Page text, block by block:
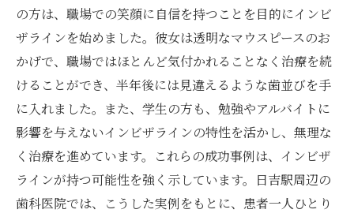
の方は、職場での笑顔に自信を持つことを目的にインビ
ザラインを始めました。彼女は透明なマウスピースのお
かげで、職場ではほとんど気付かれることなく治療を続
けることができ、半年後には見違えるような歯並びを手
に入れました。また、学生の方も、勉強やアルバイトに
影響を与えないインビザラインの特性を活かし、無理な
く治療を進めています。これらの成功事例は、インビザ
ラインが持つ可能性を強く示しています。日吉駅周辺の
歯科医院では、こうした実例をもとに、患者一人ひとり